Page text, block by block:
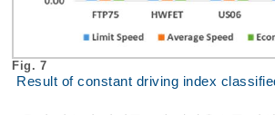
Fig. 7
Result of constant driving index